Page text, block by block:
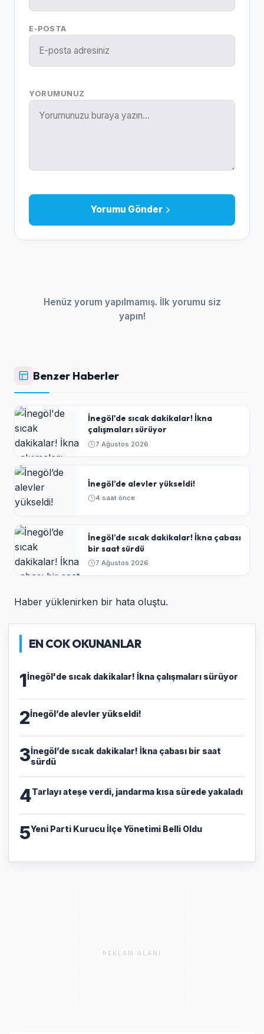
E-POSTA
YORUMUNUZ
Yorumu Gönder
Henüz yorum yapılmamış. İlk yorumu siz
yapın!
Benzer Haberler
İnegöl'de sıcak dakikalar! İkna
çalışmaları sürüyor
7 Ağustos 2026
İnegöl’de alevler yükseldi!
4 saat önce
İnegöl’de sıcak dakikalar! İkna çabası
bir saat sürdü
7 Ağustos 2026
Haber yüklenirken bir hata oluştu.
EN COK OKUNANLAR
1İnegöl'de sıcak dakikalar! İkna çalışmaları sürüyor
2İnegöl’de alevler yükseldi!
3İnegöl’de sıcak dakikalar! İkna çabası bir saat
sürdü
4Tarlayı ateşe verdi, jandarma kısa sürede yakaladı
5Yeni Parti Kurucu İlçe Yönetimi Belli Oldu
REKLAM ALANI